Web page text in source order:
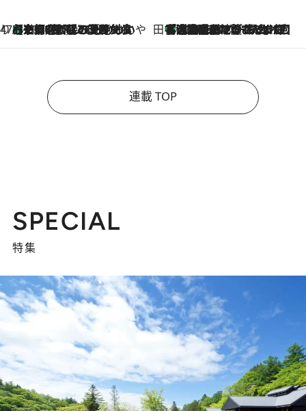
47都道府県の手みやげ ひんやりスイーツで夏を満喫
2026.8.7
【京都府】この夏絶対食べたい 冷やしておいしいおやつ3選 ひと口目から心を掴む新緑のテリーヌ 田中稲の勝手に再ブーム
2026.8.7
「湘南乃風に憧れて」観客大盛上がりの“タオル回し”に、ラッパー顔負けの高速歌唱まで…さだまさし（74）のアグレッシブすぎる現在地
連載 TOP
SPECIAL
特集